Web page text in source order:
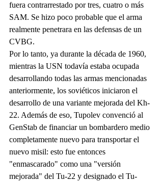
fuera contrarrestado por tres, cuatro o más
SAM. Se hizo poco probable que el arma
realmente penetrara en las defensas de un
CVBG.
Por lo tanto, ya durante la década de 1960,
mientras la USN todavía estaba ocupada
desarrollando todas las armas mencionadas
anteriormente, los soviéticos iniciaron el
desarrollo de una variante mejorada del Kh-
22. Además de eso, Tupolev convenció al
GenStab de financiar un bombardero medio
completamente nuevo para transportar el
nuevo misil: esto fue entonces
"enmascarado" como una "versión
mejorada" del Tu-22 y designado el Tu-